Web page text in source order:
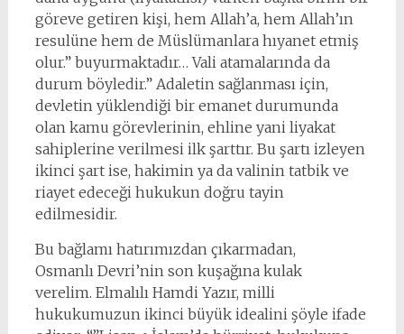
göreve getiren kişi, hem Allah’a, hem Allah’ın
resulüne hem de Müslümanlara hıyanet etmiş
olur.” buyurmaktadır… Vali atamalarında da
durum böyledir.” Adaletin sağlanması için,
devletin yüklendiği bir emanet durumunda
olan kamu görevlerinin, ehline yani liyakat
sahiplerine verilmesi ilk şarttır. Bu şartı izleyen
ikinci şart ise, hakimin ya da valinin tatbik ve
riayet edeceği hukukun doğru tayin
edilmesidir.
Bu bağlamı hatırımızdan çıkarmadan,
Osmanlı Devri’nin son kuşağına kulak
verelim. Elmalılı Hamdi Yazır, milli
hukukumuzun ikinci büyük idealini şöyle ifade